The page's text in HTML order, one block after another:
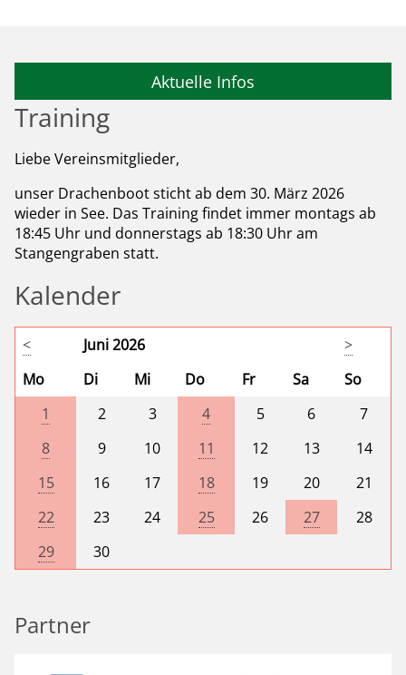
Aktuelle Infos
Training
Liebe Vereinsmitglieder,
unser Drachenboot sticht ab dem 30. März 2026
wieder in See. Das Training findet immer montags ab
18:45 Uhr und donnerstags ab 18:30 Uhr am
Stangengraben statt.
Kalender
< Juni 2026
>
Mo
Di Mi Do Fr Sa
So
1
2 3 4 5 6
7
8
9 10 11 12 13
14
15
16 17 18 19 20
21
22
23 24 25 26 27
28
29
30
Partner